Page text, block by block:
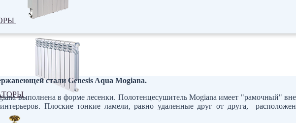
стали Genesis Aqua Mogiana.
выполнена в форме лесенки. Полотенцесушитель Mogiana имеет "рамочный"
Плоские тонкие ламели, равно удаленные друг от друга,